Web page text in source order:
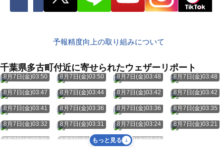
予報精度向上の取り組みについて
千葉県多古町付近に寄せられたウェザーリポート
8月7日(金)03:50 8月7日(金)03:50 8月7日(金)03:48 8月7日(金)03:48
8月7日(金)03:47 8月7日(金)03:44 8月7日(金)03:42 8月7日(金)03:42
8月7日(金)03:41 8月7日(金)03:36 8月7日(金)03:36 8月7日(金)03:35
8月7日(金)03:32 8月7日(金)03:31 8月7日(金)03:24 8月7日(金)03:21
8月7日(金)03:21 8月7日(金)03:17 8月7日(金)03:16
もっと見る